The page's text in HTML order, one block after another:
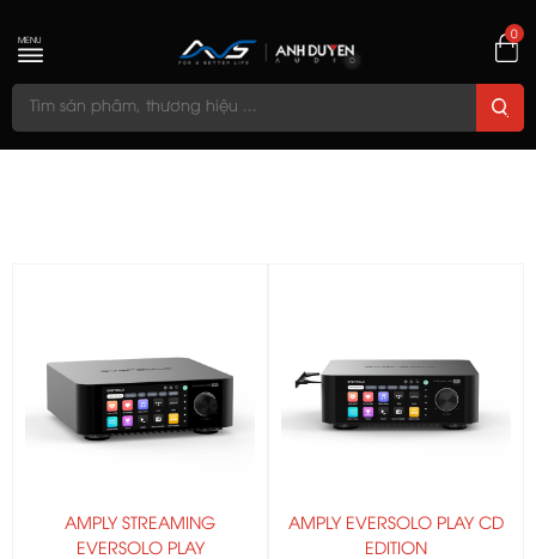
0
MENU
AMPLY STREAMING
EVERSOLO PLAY
AMPLY EVERSOLO PLAY CD
EDITION